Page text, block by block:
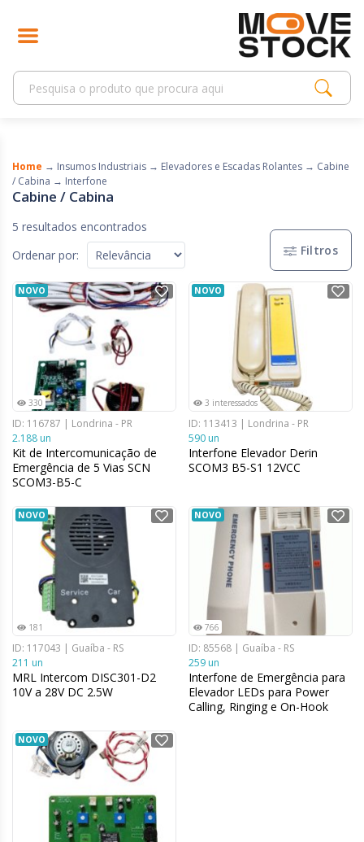
Home → Insumos Industriais → Elevadores e Escadas Rolantes → Cabine
/ Cabina → Interfone
Cabine / Cabina
5 resultados encontrados
Ordenar por:
Filtros
NOVO
330
ID: 116787 | Londrina - PR
2.188 un
Kit de Intercomunicação de
Emergência de 5 Vias SCN
SCOM3-B5-C
NOVO
3 interessados
ID: 113413 | Londrina - PR
590 un
Interfone Elevador Derin
SCOM3 B5-S1 12VCC
NOVO
181
ID: 117043 | Guaíba - RS
211 un
MRL Intercom DISC301-D2
10V a 28V DC 2.5W
NOVO
766
ID: 85568 | Guaíba - RS
259 un
Interfone de Emergência para
Elevador LEDs para Power
Calling, Ringing e On-Hook
NOVO